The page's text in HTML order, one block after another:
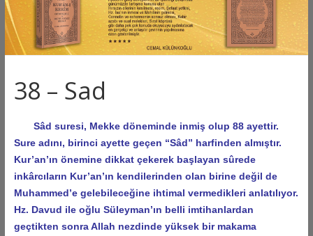
38 – Sad
Sâd suresi, Mekke döneminde inmiş olup 88 ayettir.
Sure adını, birinci ayette geçen “Sâd” harfinden almıştır.
Kur’an’ın önemine dikkat çekerek başlayan sûrede
inkârcıların Kur’an’ın kendilerinden olan birine değil de
Muhammed’e gelebileceğine ihtimal vermedikleri anlatılıyor.
Hz. Davud ile oğlu Süleyman’ın belli imtihanlardan
geçtikten sonra Allah nezdinde yüksek bir makama